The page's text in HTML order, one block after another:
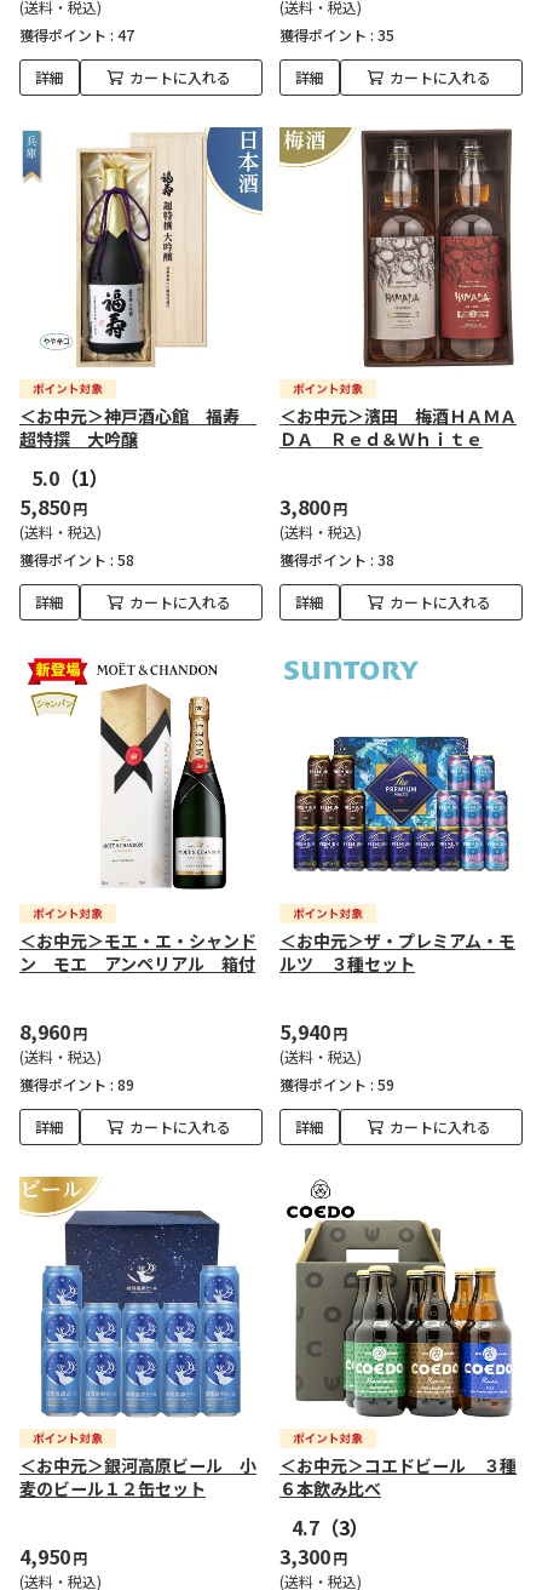
(送料・税込)
獲得ポイント : 47
詳細 カートに入れる
(送料・税込)
獲得ポイント : 35
詳細 カートに入れる
＜お中元＞神戸酒心館 福寿
超特撰 大吟醸
5.0 （1）
5,850円
(送料・税込)
獲得ポイント : 58
詳細 カートに入れる
＜お中元＞濱田 梅酒ＨＡＭＡ
ＤＡ Ｒｅｄ＆Ｗｈｉｔｅ
3,800円
(送料・税込)
獲得ポイント : 38
詳細 カートに入れる
＜お中元＞モエ・エ・シャンド
ン モエ アンペリアル 箱付
8,960円
(送料・税込)
獲得ポイント : 89
詳細 カートに入れる
＜お中元＞ザ・プレミアム・モ
ルツ ３種セット
5,940円
(送料・税込)
獲得ポイント : 59
詳細 カートに入れる
＜お中元＞銀河高原ビール 小
麦のビール１２缶セット
4,950円
(送料・税込)
＜お中元＞コエドビール ３種
６本飲み比べ
4.7 （3）
3,300円
(送料・税込)